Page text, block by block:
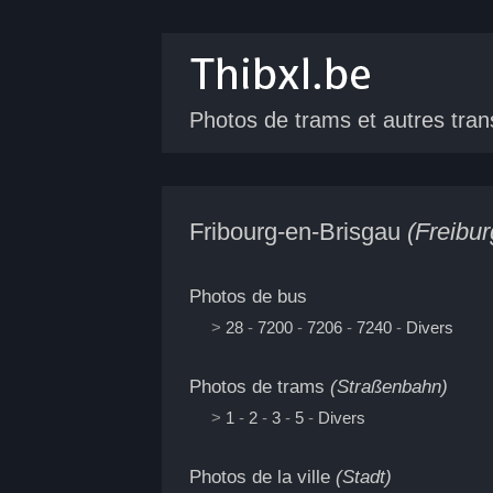
Photos de trams et autres
Fribourg-en-Brisgau
Photos de bus
> 28 - 7200 - 7206 - 7240 - Divers
Photos de trams (Straßenbahn)
> 1 - 2 - 3 - 5 - Divers
Photos de la ville (Stadt)